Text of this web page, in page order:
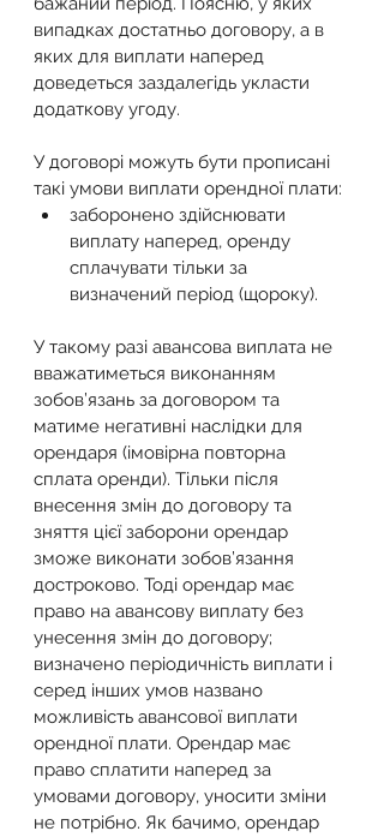
випадках достатньо договору, а в
яких для виплати наперед
доведеться заздалегідь укласти
додаткову угоду.
У договорі можуть бути прописані
такі умови виплати орендної плати:
заборонено здійснювати
виплату наперед, оренду
сплачувати тільки за
визначений період (щороку).
У такому разі авансова виплата не
вважатиметься виконанням
зобов’язань за договором та
матиме негативні наслідки для
орендаря (імовірна повторна
сплата оренди). Тільки після
внесення змін до договору та
зняття цієї заборони орендар
зможе виконати зобов’язання
достроково. Тоді орендар має
право на авансову виплату без
унесення змін до договору;
визначено періодичність виплати і
серед інших умов названо
можливість авансової виплати
орендної плати. Орендар має
право сплатити наперед за
умовами договору, уносити зміни
не потрібно. Як бачимо, орендар